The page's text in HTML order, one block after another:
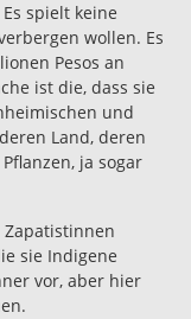
spielt keine
wollen. Es
Pesos an
ist die, dass sie
und
Land, deren
ja sogar
Zapatistinnen
sie Indigene
vor, aber hier